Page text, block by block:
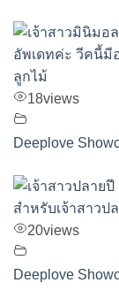
อัพเดทค่ะ วีคนี้มี
ลูกไม้
18views
Deeplove
สำหรับเจ้าสาวป
20views
Deeplove